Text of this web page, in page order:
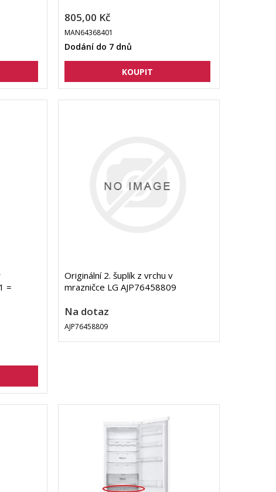
805,00 Kč
MAN64368401
Dodání do 7 dnů
=
Originální 2. šuplík z vrchu v
mrazničce LG AJP76458809
Na dotaz
AJP76458809